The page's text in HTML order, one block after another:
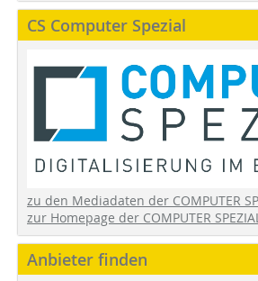
CS Computer Spezial
zu den Mediadaten der COMPUTER
zur Homepage der COMPUTER
Anbieter finden